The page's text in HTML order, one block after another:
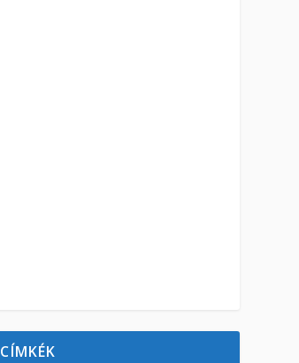
CÍMKÉK